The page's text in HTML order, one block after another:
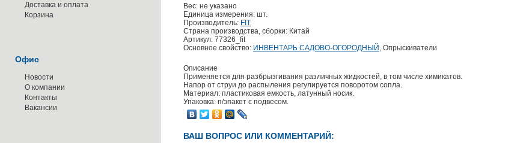
Доставка и оплата
Корзина
Офис
Новости
О компании
Контакты
Вакансии
Вес: не указано
Единица измерения: шт.
Производитель: FIT
Страна производства, сборки: Китай
Артикул: 77326_fit
Основное свойство: ИНВЕНТАРЬ САДОВО-ОГОРОДНЫЙ , Опрыскиватели
Описание
Применяется для разбрызгивания различных жидкостей, в том числе химикатов.
Напор от струи до распыления регулируется поворотом сопла.
Материал: пластиковая емкость, латунный носик.
Упаковка: п/эпакет с подвесом.
ВАШ ВОПРОС ИЛИ КОММЕНТАРИЙ: